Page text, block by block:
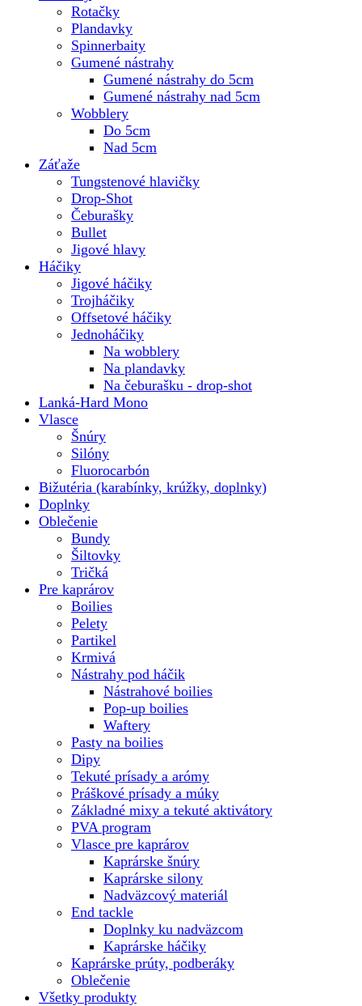
Rotačky
Plandavky
Spinnerbaity
Gumené nástrahy
Gumené nástrahy do 5cm
Gumené nástrahy nad 5cm
Wobblery
Do 5cm
Nad 5cm
Záťaže
Tungstenové hlavičky
Drop-Shot
Čeburašky
Bullet
Jigové hlavy
Háčiky
Jigové háčiky
Trojháčiky
Offsetové háčiky
Jednoháčiky
Na wobblery
Na plandavky
Na čeburašku - drop-shot
Lanká-Hard Mono
Vlasce
Šnúry
Silóny
Fluorocarbón
Bižutéria (karabínky, krúžky, doplnky)
Doplnky
Oblečenie
Bundy
Šiltovky
Tričká
Pre kaprárov
Boilies
Pelety
Partikel
Krmivá
Nástrahy pod háčik
Nástrahové boilies
Pop-up boilies
Waftery
Pasty na boilies
Dipy
Tekuté prísady a arómy
Práškové prísady a múky
Základné mixy a tekuté aktivátory
PVA program
Vlasce pre kaprárov
Kaprárske šnúry
Kaprárske silony
Nadväzcový materiál
End tackle
Doplnky ku nadväzcom
Kaprárske háčiky
Kaprárske prúty, podberáky
Oblečenie
Všetky produkty